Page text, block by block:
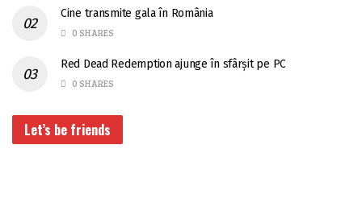
Cine transmite gala în România
0 SHARES
Red Dead Redemption ajunge în sfârșit pe PC
0 SHARES
Let’s be friends